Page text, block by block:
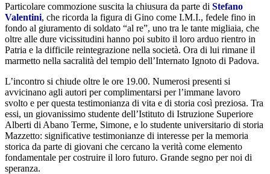
Particolare commozione suscita la chiusura da parte di Stefano
Valentini, che ricorda la figura di Gino come I.M.I., fedele fino in
fondo al giuramento di soldato “al re”, uno tra le tante migliaia, che
oltre alle dure vicissitudini hanno poi subito il loro arduo rientro in
Patria e la difficile reintegrazione nella società. Ora di lui rimane il
marmetto nella sacralità del tempio dell’Internato Ignoto di Padova.
L’incontro si chiude oltre le ore 19.00. Numerosi presenti si
avvicinano agli autori per complimentarsi per l’immane lavoro
svolto e per questa testimonianza di vita e di storia così preziosa. Tra
essi, un giovanissimo studente dell’Istituto di Istruzione Superiore
Alberti di Abano Terme, Simone, e lo studente universitario di storia
Mazzetto: significative testimonianze di interesse per la memoria
storica da parte di giovani che cercano la verità come elemento
fondamentale per costruire il loro futuro. Grande segno per noi di
speranza.